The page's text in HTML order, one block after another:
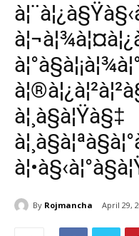
à¦¸à§à¦Ÿà§‡
By Rojmancha April 29,